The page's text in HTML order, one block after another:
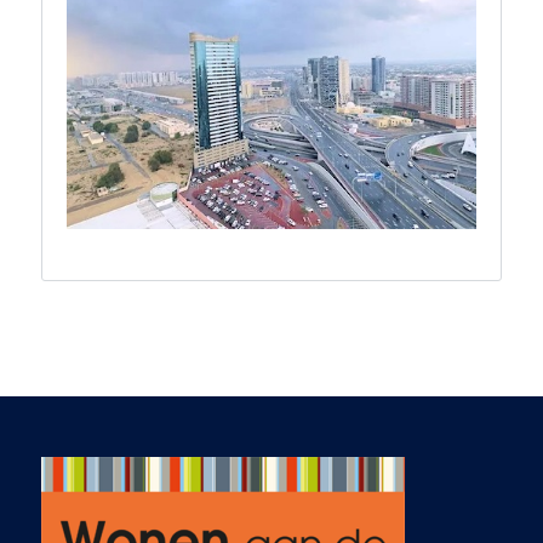
de uitdagingen, en
zijn ontspannen,
vriendelijke stijl
gaven direct
vertrouwen. We
wisten al snel dat hij
de juiste persoon
was om ons te
begeleiden. Ab
WhatsApp – ook in
weekenden wanneer
dat nodig was.